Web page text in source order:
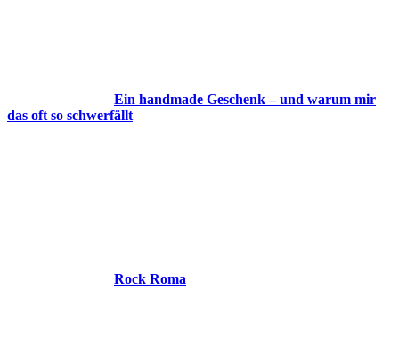
Ein handmade Geschenk – und warum mir
das oft so schwerfällt
Rock Roma